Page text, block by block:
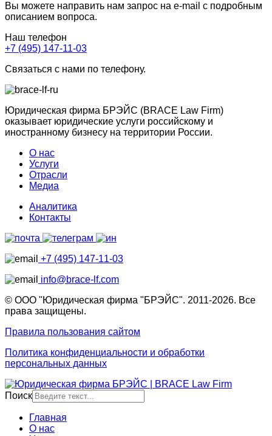
Вы можете направить нам запрос на e-mail с подробным
описанием вопроса.
Наш телефон
+7 (495) 147-11-03
Связаться с нами по телефону.
Юридическая фирма БРЭЙС (BRACE Law Firm)
оказывает юридические услуги российскому и
иностранному бизнесу на территории России.
О нас
Услуги
Отрасли
Медиа
Аналитика
Контакты
+7 (495) 147-11-03
info@brace-lf.com
© ООО "Юридическая фирма "БРЭЙС". 2011-2026. Все
права защищены.
Правила пользования сайтом
Политика конфиденциальности и обработки
персональных данных
Поиск
Главная
О нас